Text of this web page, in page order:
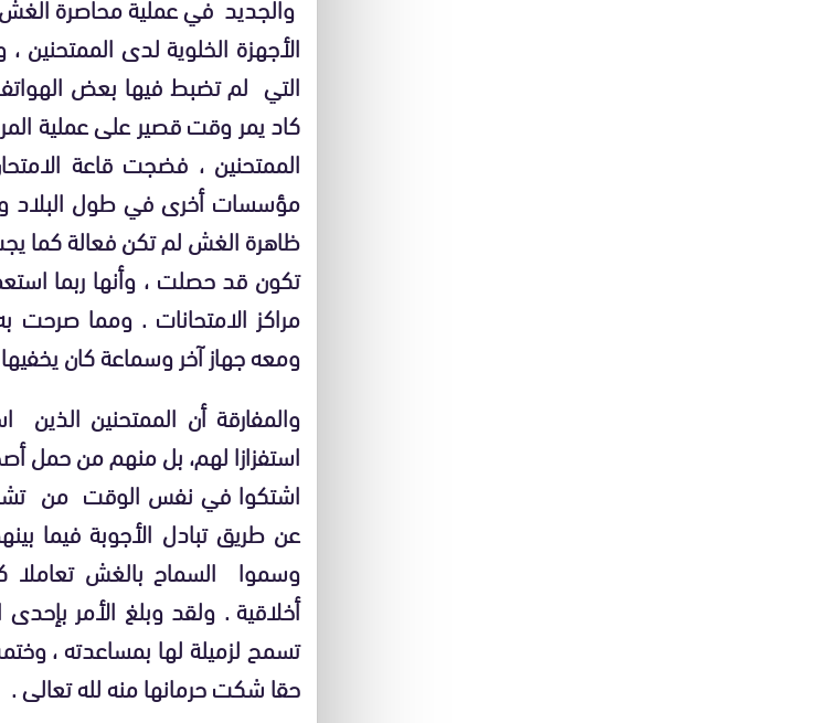
الأجهزة الخلوية لدى
التي لم تضبط فيها بعض
كاد يمر وقت قصير على عملية
الممتحنين ، فضجت قاعة
مؤسسات أخرى في طول البلاد
ظاهرة الغش لم تكن فعالة كما
تكون قد حصلت ، وأنها ربما
مراكز الامتحانات . ومما
ومعه جهاز آخر وسماعة كان
والمفارقة أن الممتحنين
استفزازا لهم، بل منهم من حمل
اشتكوا في نفس الوقت من
عن طريق تبادل الأجوبة فيما
وسموا السماح بالغش تعاملا
أخلاقية . ولقد وبلغ الأمر
تسمح لزميلة لها بمساعدته ،
حقا شكت حرمانها منه لله تعالى .